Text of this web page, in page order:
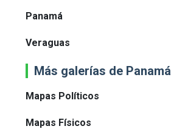
Panamá
Veraguas
Más galerías de Panamá
Mapas Políticos
Mapas Físicos